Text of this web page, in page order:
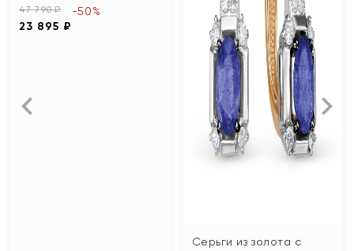
47 790 ₽
23 895 ₽
-50%
Серьги из золота с